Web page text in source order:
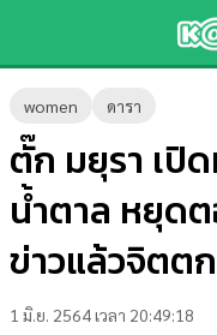
women ดารา
ตั๊ก มยุรา เปิ
น้ำตาล หยุด
ข่าวแล้วจิตตก
1 มิ.ย. 2564 เวลา 20:49:18
ข่าว-
ความ
รู้
บันเทิง